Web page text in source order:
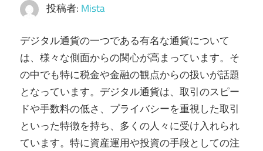
投稿者: Mista
デジタル通貨の一つである有名な通貨について
は、様々な側面からの関心が高まっています。 そ
の中でも特に税金や金融の観点からの扱いが話題
となっています。デジタル通貨は、取引のスピー
ドや手数料の低さ、プライバシーを重視した取引
といった特徴を持ち、多くの人々に受け入れられ
ています。特に資産運用や投資の手段としての注